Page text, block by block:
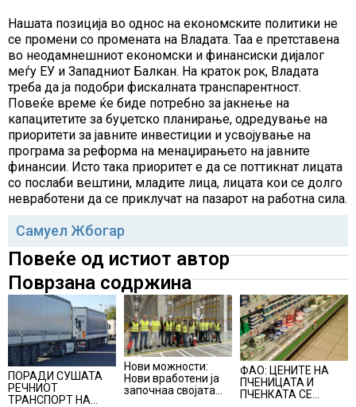
Нашата позиција во однос на економските политики не
се промени со промената на Владата. Таа е претставена
во неодамнешниот економски и финансиски дијалог
меѓу ЕУ и Западниот Балкан. На краток рок, Владата
треба да ја подобри фискалната транспарентност.
Повеќе време ќе биде потребно за јакнење на
капацитетите за буџетско планирање, одредување на
приоритети за јавните инвестиции и усвојување на
програма за реформа на менаџирањето на јавните
финансии. Исто така приоритет е да се поттикнат лицата
со послаби вештини, младите лица, лицата кои се долго
невработени да се приклучат на пазарот на работна сила.
Самуел Жбогар
Повеќе од истиот автор
Поврзана содржина
ПОРАДИ СУШАТА
РЕЧНИОТ
ТРАНСПОРТ НА
Нови можности:
Нови вработени ја
започнаа својата
ФАО: ЦЕНИТЕ НА
ПЧЕНИЦАТА И
ПЧЕНКАТА СЕ